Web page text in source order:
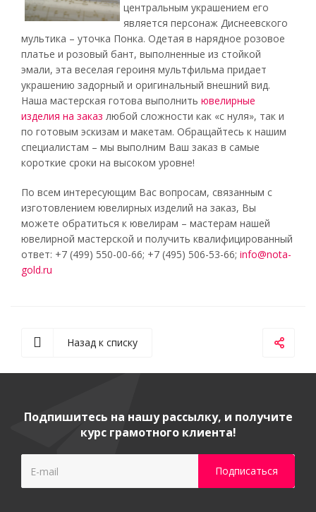
центральным украшением его
является персонаж Диснеевского
мультика – уточка Понка. Одетая в нарядное розовое
платье и розовый бант, выполненные из стойкой
эмали, эта веселая героиня мультфильма придает
украшению задорный и оригинальный внешний вид.
Наша мастерская готова выполнить ювелирные
изделия на заказ любой сложности как «с нуля», так и
по готовым эскизам и макетам. Обращайтесь к нашим
специалистам – мы выполним Ваш заказ в самые
короткие сроки на высоком уровне!
По всем интересующим Вас вопросам, связанным с
изготовлением ювелирных изделий на заказ, Вы
можете обратиться к ювелирам – мастерам нашей
ювелирной мастерской и получить квалифицированный
ответ: +7 (499) 550-00-66; +7 (495) 506-53-66; info@nota-
gold.ru
Назад к списку
Подпишитесь на нашу рассылку, и получите
курс грамотного клиента!